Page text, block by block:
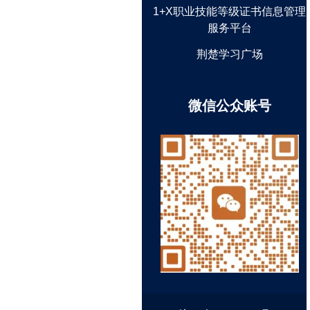
1+X职业技能等级证书信息管理
服务平台
荆楚学习广场
微信公众账号